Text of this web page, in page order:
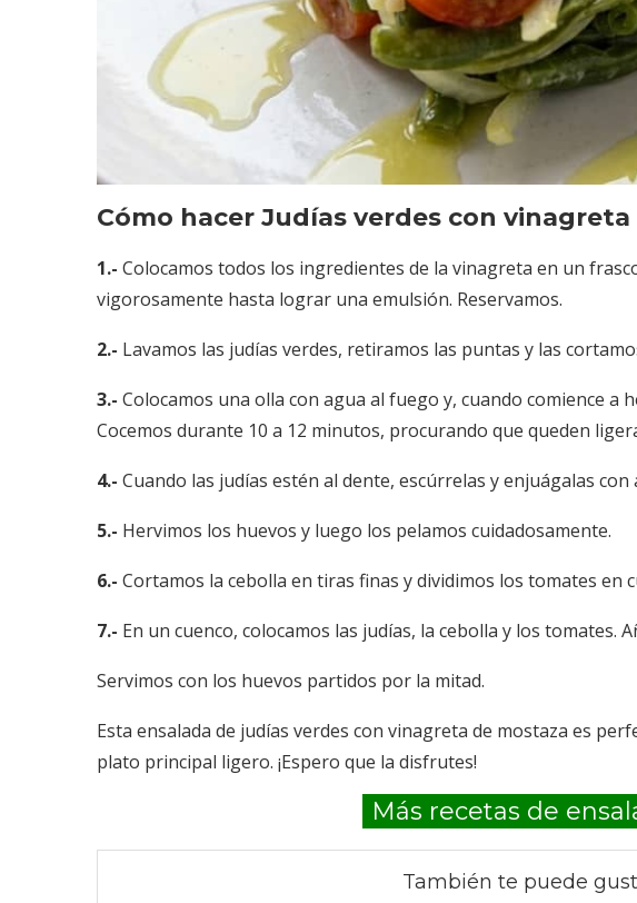
Cómo hacer Judías verdes con vinagreta
1.- Colocamos todos los ingredientes de la vinagreta en un
vigorosamente hasta lograr una emulsión. Reservamos.
2.- Lavamos las judías verdes, retiramos las puntas y las
3.- Colocamos una olla con agua al fuego y, cuando comience a
Cocemos durante 10 a 12 minutos, procurando que queden
4.- Cuando las judías estén al dente, escúrrelas y enjuágalas con
5.- Hervimos los huevos y luego los pelamos cuidadosamente.
6.- Cortamos la cebolla en tiras finas y dividimos los tomates en
7.- En un cuenco, colocamos las judías, la cebolla y los tomates.
Servimos con los huevos partidos por la mitad.
Esta ensalada de judías verdes con vinagreta de mostaza es
plato principal ligero. ¡Espero que la disfrutes!
Más recetas de
También te puede